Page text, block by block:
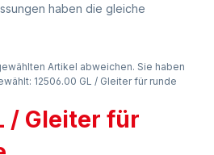
haben die gleiche
Artikel abweichen. Sie haben
12506.00 GL / Gleiter für runde
/ Gleiter für